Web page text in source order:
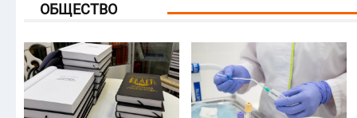
ОБЩЕСТВО